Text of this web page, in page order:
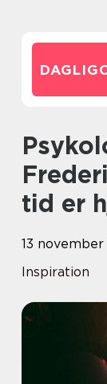
Psykolog på
tid er
13
Inspiration